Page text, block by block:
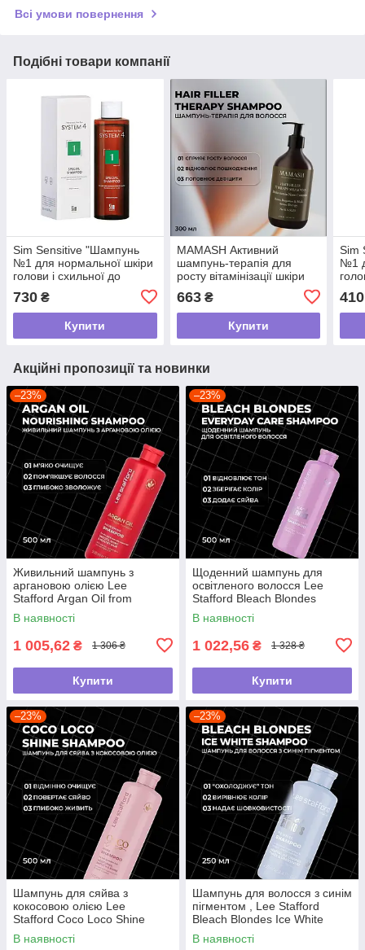
Всі умови повернення
Подібні товари компанії
Sim Sensitive "Шампунь
№1 для нормальної шкіри
голови і схильної до
Shampoo
730 ₴
Купити
MAMASH Активний
шампунь-терапія для
росту вітамінізації шкіри
Мультивітамінним
комплексом
663₴
Купити
Sim
№1
410
Акційні пропозиції та новинки
–23%
Живильний шампунь з
аргановою олією Lee
Stafford Argan Oil from
Morocco Nourishing Shampoo,
500 мл
В наявності
1 005,62 ₴ 1 306 ₴
Купити
–23%
Щоденний шампунь для
освітленого волосся Lee
Stafford Bleach Blondes
Everyday Care Shampoo, 500
мл
В наявності
1 022,56 ₴ 1 328 ₴
Купити
–23%
Шампунь для сяйва з
кокосовою олією Lee
Stafford Coco Loco Shine
Shampoo, 500 мл
В наявності
–23%
Шампунь для волосся з синім
пігментом , Lee Stafford
Bleach Blondes Ice White
Toning Shampoo ,250мл
В наявності